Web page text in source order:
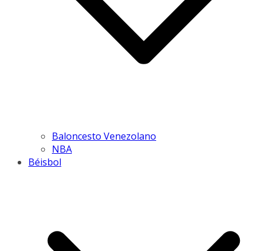
Baloncesto Venezolano
NBA
Béisbol